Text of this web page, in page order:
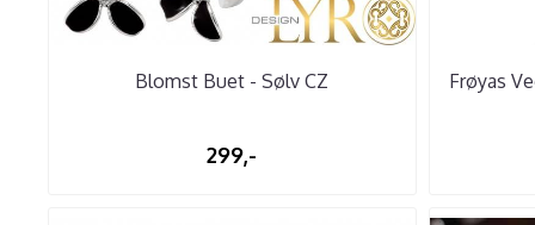
Blomst Buet - Sølv CZ
299,-
Frøyas